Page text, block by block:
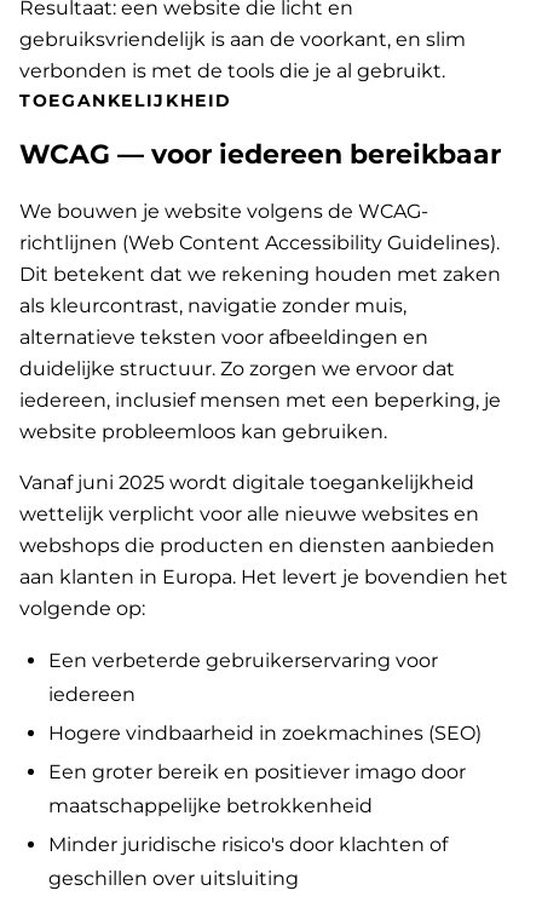
Resultaat: een website die licht en
gebruiksvriendelijk is aan de voorkant, en slim
verbonden is met de tools die je al gebruikt.
TOEGANKELIJKHEID
WCAG — voor iedereen bereikbaar
We bouwen je website volgens de WCAG-
richtlijnen (Web Content Accessibility Guidelines).
Dit betekent dat we rekening houden met zaken
als kleurcontrast, navigatie zonder muis,
alternatieve teksten voor afbeeldingen en
duidelijke structuur. Zo zorgen we ervoor dat
iedereen, inclusief mensen met een beperking, je
website probleemloos kan gebruiken.
Vanaf juni 2025 wordt digitale toegankelijkheid
wettelijk verplicht voor alle nieuwe websites en
webshops die producten en diensten aanbieden
aan klanten in Europa. Het levert je bovendien het
volgende op:
Een verbeterde gebruikerservaring voor
iedereen
Hogere vindbaarheid in zoekmachines (SEO)
Een groter bereik en positiever imago door
maatschappelijke betrokkenheid
Minder juridische risico's door klachten of
geschillen over uitsluiting